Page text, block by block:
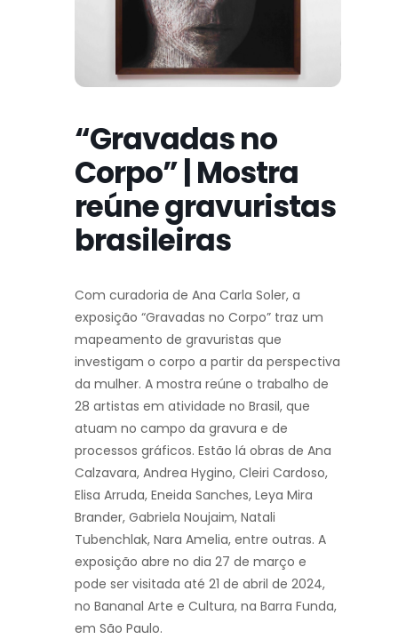
“Gravadas no
Corpo” | Mostra
reúne gravuristas
brasileiras
Com curadoria de Ana Carla Soler, a
exposição “Gravadas no Corpo” traz um
mapeamento de gravuristas que
investigam o corpo a partir da perspectiva
da mulher. A mostra reúne o trabalho de
28 artistas em atividade no Brasil, que
atuam no campo da gravura e de
processos gráficos. Estão lá obras de Ana
Calzavara, Andrea Hygino, Cleiri Cardoso,
Elisa Arruda, Eneida Sanches, Leya Mira
Brander, Gabriela Noujaim, Natali
Tubenchlak, Nara Amelia, entre outras. A
exposição abre no dia 27 de março e
pode ser visitada até 21 de abril de 2024,
no Bananal Arte e Cultura, na Barra Funda,
em São Paulo.